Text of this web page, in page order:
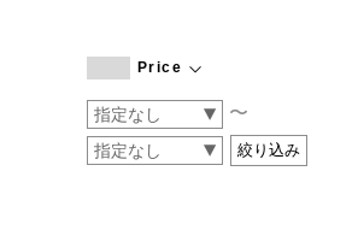
COGTHEBIGSMOKE
CONVERSE
DEAN & DELUCA
Price
〜